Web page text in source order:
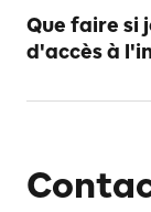
Que faire si
d'accès à